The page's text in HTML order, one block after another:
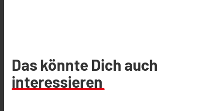
Das könnte Dich auch
interessieren